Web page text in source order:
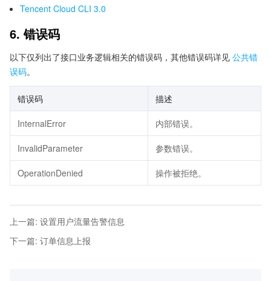
Tencent Cloud CLI 3.0
6. 错误码
以下仅列出了接口业务逻辑相关的错误码，其他错误码详见 公共错
误码。
错误码 描述
InternalError 内部错误。
InvalidParameter 参数错误。
OperationDenied 操作被拒绝。
上一篇: 设置用户流量告警信息
下一篇: 订单信息上报